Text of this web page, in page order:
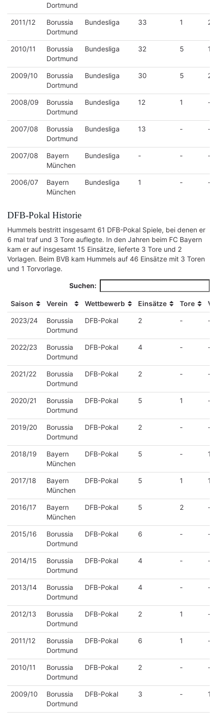
Dortmund
2011/12
Borussia
Dortmund
Bundesliga 33 1 2
2010/11
Borussia
Dortmund
Bundesliga 32 5 1
2009/10
Borussia
Dortmund
Bundesliga 30 5 2
2008/09
Borussia
Dortmund
Bundesliga 12 1 -
2007/08
Borussia
Dortmund
Bundesliga 13 - -
2007/08
Bayern
München
Bundesliga - - -
2006/07
Bayern
München
Bundesliga 1 - -
DFB-Pokal Historie
Hummels bestritt insgesamt 61 DFB-Pokal Spiele, bei denen er
6 mal traf und 3 Tore auflegte. In den Jahren beim FC Bayern
kam er auf insgesamt 15 Einsätze, lieferte 3 Tore und 2
Vorlagen. Beim BVB kam Hummels auf 46 Einsätze mit 3 Toren
und 1 Torvorlage.
Suchen:
Saison Verein Wettbewerb Einsätze Tore
Saison
Verein Wettbewerb Einsätze
2023/24
Borussia
Dortmund
DFB-Pokal 2 - -
2022/23
Borussia
Dortmund
DFB-Pokal 4 - -
2021/22
Borussia
Dortmund
DFB-Pokal 2 - -
2020/21
Borussia
Dortmund
DFB-Pokal 5 1 -
2019/20
Borussia
Dortmund
DFB-Pokal 2 - -
2018/19
Bayern
München
DFB-Pokal 5 - 1
2017/18
Bayern
München
DFB-Pokal 5 1 1
2016/17
Bayern
München
DFB-Pokal 5 2 -
2015/16
Borussia
Dortmund
DFB-Pokal 6 - -
2014/15
Borussia
Dortmund
DFB-Pokal 4 - -
2013/14
Borussia
Dortmund
DFB-Pokal 4 - -
2012/13
Borussia
Dortmund
DFB-Pokal 2 1 -
2011/12
Borussia
Dortmund
DFB-Pokal 6 1 -
2010/11
Borussia
Dortmund
DFB-Pokal 2 - -
2009/10
Borussia
Dortmund
DFB-Pokal 3 - 1